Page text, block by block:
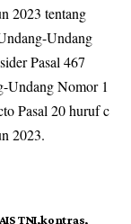
2023 tentang
Undang
Pasal 467
Undang Nomor 1
Pasal 20 huruf c
2023.
TNI kontras